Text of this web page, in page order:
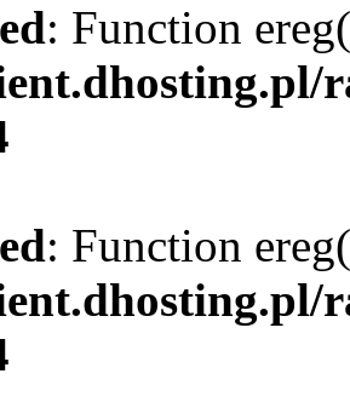
: Function
: Function